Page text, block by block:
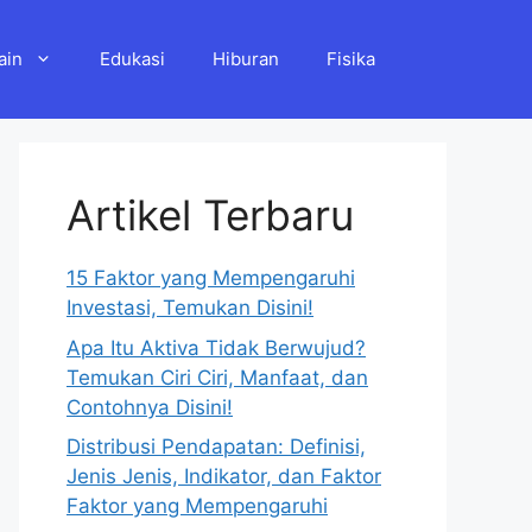
Edukasi Hiburan Fisika
Artikel Terbaru
15 Faktor yang Mempengaruhi
Investasi, Temukan Disini!
Apa Itu Aktiva Tidak Berwujud?
Temukan Ciri Ciri, Manfaat, dan
Contohnya Disini!
Distribusi Pendapatan: Definisi,
Jenis Jenis, Indikator, dan Faktor
Faktor yang Mempengaruhi